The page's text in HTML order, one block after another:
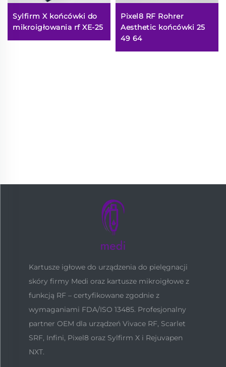
Sylfirm X końcówki do
mikroigłowania rf XE-25
Pixel8 RF Rohrer
Aesthetic końcówki 25
49 64
Kartusze igłowe do urządzenia do pielęgnacji
skóry firmy Medi oraz kartusze mikroigłowe z
funkcją RF – certyfikowane zgodnie z
wymaganiami FDA/ISO 13485. Profesjonalny
partner OEM dla urządzeń Vivace RF, Scarlet
SRF, Infini, Pixel8 oraz Sylfirm X i Rejuvapen
NXT.